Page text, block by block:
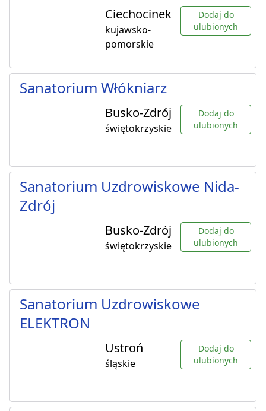
Ciechocinek
kujawsko-
pomorskie
Dodaj do
ulubionych
Sanatorium Włókniarz
Busko-Zdrój
świętokrzyskie
Dodaj do
ulubionych
Sanatorium Uzdrowiskowe Nida-
Zdrój
Busko-Zdrój
świętokrzyskie
Dodaj do
ulubionych
Sanatorium Uzdrowiskowe
ELEKTRON
Ustroń
śląskie
Dodaj do
ulubionych